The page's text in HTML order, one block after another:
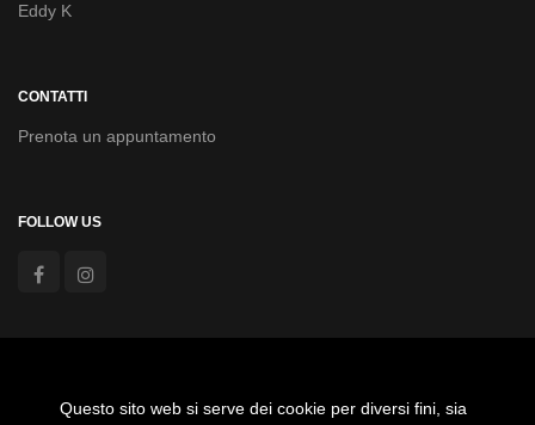
Questo sito web si serve dei cookie per diversi fini, sia
Eddy K
CONTATTI
Prenota un appuntamento
FOLLOW US